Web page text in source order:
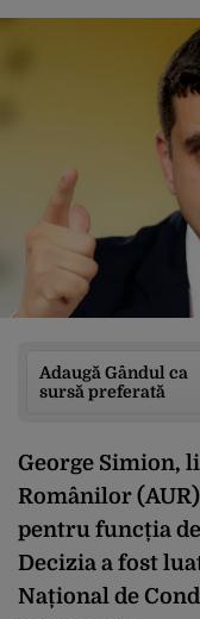
Adaugă Gândul ca
sursă preferată
George Simion,
Românilor
pentru funcția
Decizia a fost
Național de